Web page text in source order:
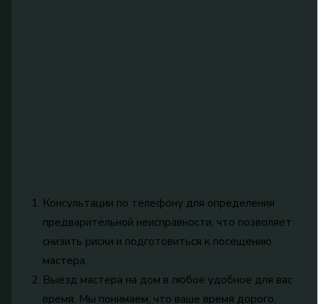
Консультации по телефону для определения
предварительной неисправности, что позволяет
снизить риски и подготовиться к посещению
мастера.
Выезд мастера на дом в любое удобное для вас
время. Мы понимаем, что ваше время дорого,